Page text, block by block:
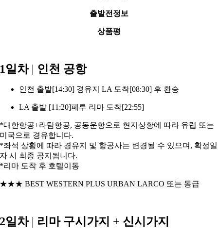
출발전정보
상품평
1일차 | 인천 공항
인천 출발[14:30] 경유지 LA 도착[08:30] 후 환승
LA 출발 [11:20]페루 리마 도착[22:55]
*대한항공+라탐항공, 공동운항으로 현지상황에 따라 유럽 또는
미국으로 경유합니다.
*좌석 상황에 따라 경유지 및 항공사는 변경될 수 있으며, 확정일
자 시 최종 공지됩니다.
*리마 도착 후 호텔이동
★★★BEST WESTERN PLUS URBAN LARCO 또는 동급
2일차 | 리마 구시가지 + 신시가지